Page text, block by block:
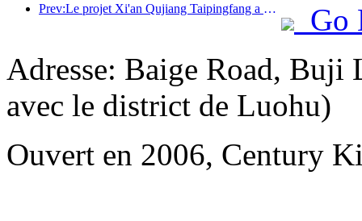
Prev:Le projet Xi'an Qujiang Taipingfang a officiellement débuté sa construction, avec une superficie totale de 137 000 mètres carrés.
Go
Adresse: Baige Road, Buji
avec le district de Luohu)
Ouvert en 2006, Century